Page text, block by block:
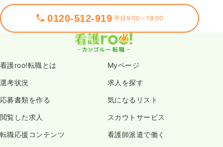
0120-512-919 平日9:00～18:00
看護roo!転職とは Myページ
選考状況 求人を探す
応募書類を作る 気になるリスト
閲覧した求人 スカウトサービス
転職応援コンテンツ 看護師派遣で働く